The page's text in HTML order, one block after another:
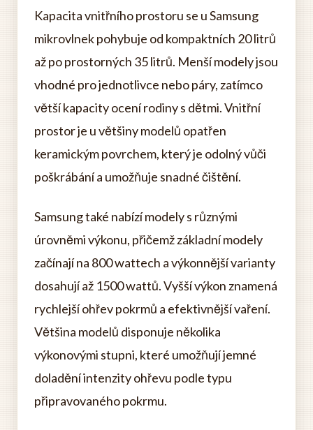
Kapacita vnitřního prostoru se u Samsung
mikrovlnek pohybuje od kompaktních 20 litrů
až po prostorných 35 litrů. Menší modely jsou
vhodné pro jednotlivce nebo páry, zatímco
větší kapacity ocení rodiny s dětmi. Vnitřní
prostor je u většiny modelů opatřen
keramickým povrchem, který je odolný vůči
poškrábání a umožňuje snadné čištění.
Samsung také nabízí modely s různými
úrovněmi výkonu, přičemž základní modely
začínají na 800 wattech a výkonnější varianty
dosahují až 1500 wattů. Vyšší výkon znamená
rychlejší ohřev pokrmů a efektivnější vaření.
Většina modelů disponuje několika
výkonovými stupni, které umožňují jemné
doladění intenzity ohřevu podle typu
připravovaného pokrmu.